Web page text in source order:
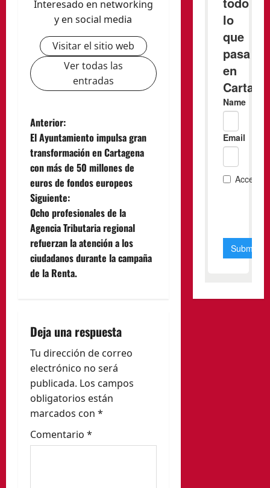
Interesado en networking
y en social media
Visitar el sitio web
Ver todas las
entradas
N
a
v
e
g
a
c
ó
n
d
e
e
Anterior:
El Ayuntamiento impulsa gran
transformación en Cartagena
con más de 50 millones de
euros de fondos europeos
Siguiente:
Ocho profesionales de la
Agencia Tributaria regional
refuerzan la atención a los
ciudadanos durante la campaña
de la Renta.
Deja una respuesta
Tu dirección de correo
electrónico no será
publicada. Los campos
obligatorios están
marcados con *
Comentario *